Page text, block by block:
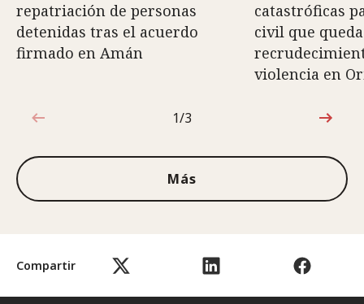
Compartir
repatriación de personas
detenidas tras el acuerdo
firmado en Amán
catastróficas
civil que
violencia en
1de3
1/3
Más